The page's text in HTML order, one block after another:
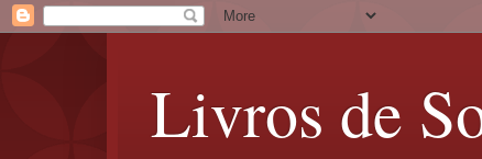
Livros de